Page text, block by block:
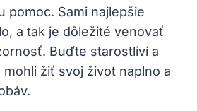
pomoc. Sami najlepšie
a tak je dôležité venovať
Buďte starostliví a
žiť svoj život naplno a